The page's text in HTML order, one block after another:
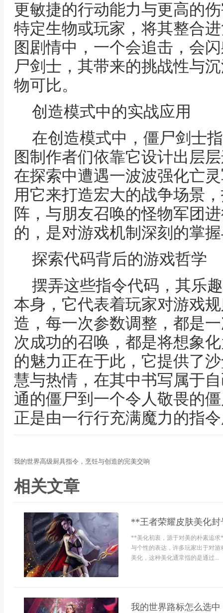
更敏捷的行动能力与更高的
特定生物或玩家，将其整合
图剧情中，一个会追击，会
尸剑士，其带来的挑战性与
物可比。
创造模式中的实战应用
在创造模式中，僵尸剑士
图制作者们依靠它设计出层
在探索中遭遇一波波强化亡
用它来打造宏大的战争场景
阵，与朋友召唤的怪物军团
的，是对游戏机制深刻的掌
探索代码背后的游戏哲学
摆弄这些指令代码，其乐
本身，它代表着玩家对游戏
造，每一次参数调整，都是
次成功的召唤，都是将想象
的魅力正在于此，它提供了
慧与热情，在其中书写属于
通的僵尸到一个令人敬畏的
正是由一行行充满魔力的指
我的世界高级厨具指令，烹饪与创造的完美交响
相关文章
**王者荣耀皮肤美化
**美化初衷，源于对美的朴素追
与个性的表达，许多玩家出于对
美化，这种美化通常指的是通过...
我的世界路标怎么选